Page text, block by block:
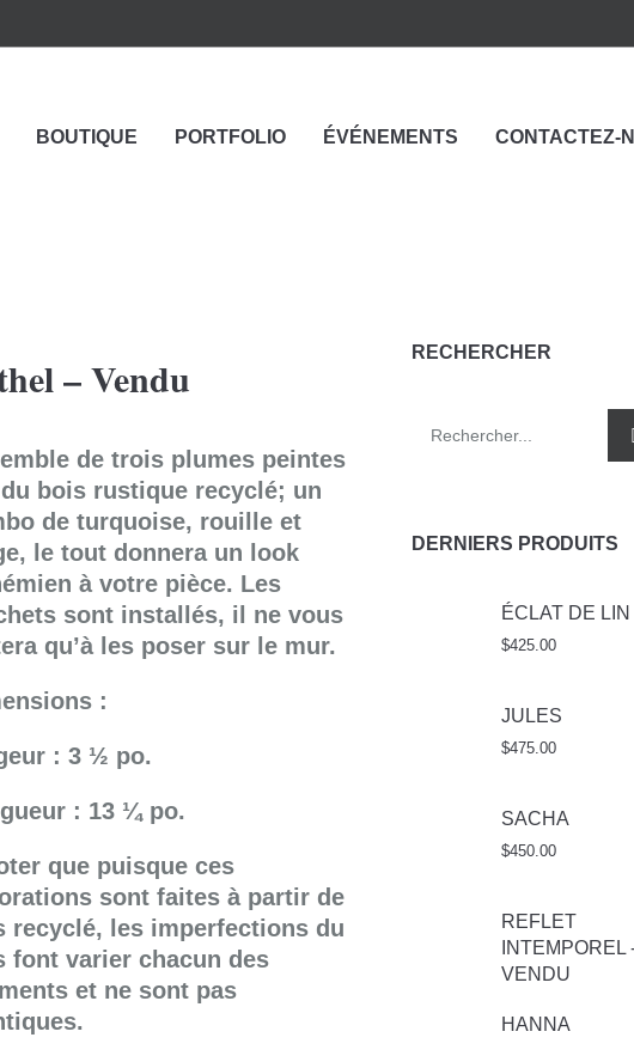
BOUTIQUE PORTFOLIO ÉVÉNEMENTS CONTACTEZ-
– Vendu
de trois plumes peintes
bois rustique recyclé; un
de turquoise, rouille et
le tout donnera un look
à votre pièce. Les
sont installés, il ne vous
qu’à les poser sur le mur.
:
: 3 ½ po.
: 13 ¼ po.
que puisque ces
sont faites à partir de
recyclé, les imperfections du
font varier chacun des
et ne sont pas
RECHERCHER
DERNIERS PRODUITS
ÉCLAT DE LIN
$425.00
JULES
$475.00
SACHA
$450.00
REFLET
INTEMPOREL
VENDU
HANNA